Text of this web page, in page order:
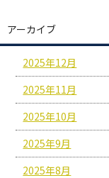
アーカイブ
2025年12月
2025年11月
2025年10月
2025年9月
2025年8月